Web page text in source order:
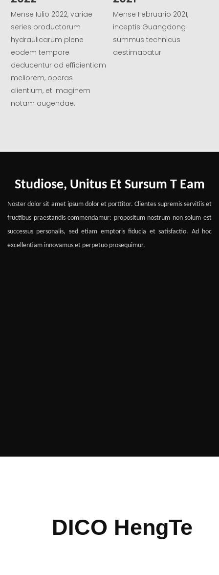
Mense Iulio 2022, variae
series productorum
hydraulicarum plene
eodem tempore
deducentur ad efficientiam
meliorem, operas
clientium, et imaginem
notam augendae.
Mense Februario 2021,
inceptis Guangdong
summus technicus
aestimabatur
Studiose, Unitus Et Sursum TEam
Noster dolor sit amet ipsum dolor et porttitor. Clientes supremis servitiis et
fructibus praestandis commendamur: propositum nostrum non solum est
successus personalis, sed etiam emptoris fiducia et satisfactio. Ad hoc
excellentiam innovamus et perpetuo prosequimur.
DICO HengTe